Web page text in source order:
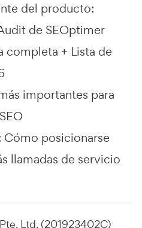
del producto:
de SEOptimer
completa + Lista de
importantes para
Cómo posicionarse
llamadas de servicio
Ltd. (201923402C)